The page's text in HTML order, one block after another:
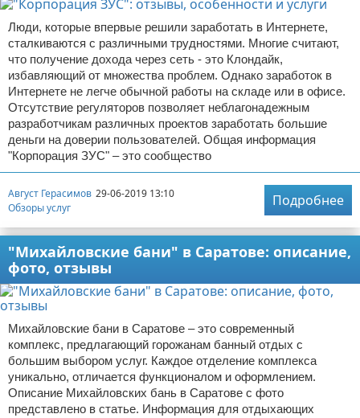
Люди, которые впервые решили заработать в Интернете,
сталкиваются с различными трудностями. Многие считают,
что получение дохода через сеть - это Клондайк,
избавляющий от множества проблем. Однако заработок в
Интернете не легче обычной работы на складе или в офисе.
Отсутствие регуляторов позволяет неблагонадежным
разработчикам различных проектов заработать большие
деньги на доверии пользователей. Общая информация
"Корпорация ЗУС" – это сообщество
Август Герасимов 29-06-2019 13:10
Обзоры услуг
Подробнее
"Михайловские бани" в Саратове: описание,
фото, отзывы
Михайловские бани в Саратове – это современный
комплекс, предлагающий горожанам банный отдых с
большим выбором услуг. Каждое отделение комплекса
уникально, отличается функционалом и оформлением.
Описание Михайловских бань в Саратове с фото
представлено в статье. Информация для отдыхающих